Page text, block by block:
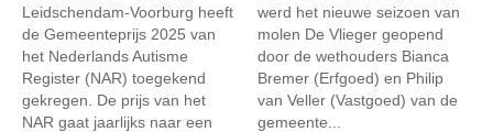
Leidschendam-Voorburg heeft
de Gemeenteprijs 2025 van
het Nederlands Autisme
Register (NAR) toegekend
gekregen. De prijs van het
NAR gaat jaarlijks naar een
werd het nieuwe seizoen van
molen De Vlieger geopend
door de wethouders Bianca
Bremer (Erfgoed) en Philip
van Veller (Vastgoed) van de
gemeente...